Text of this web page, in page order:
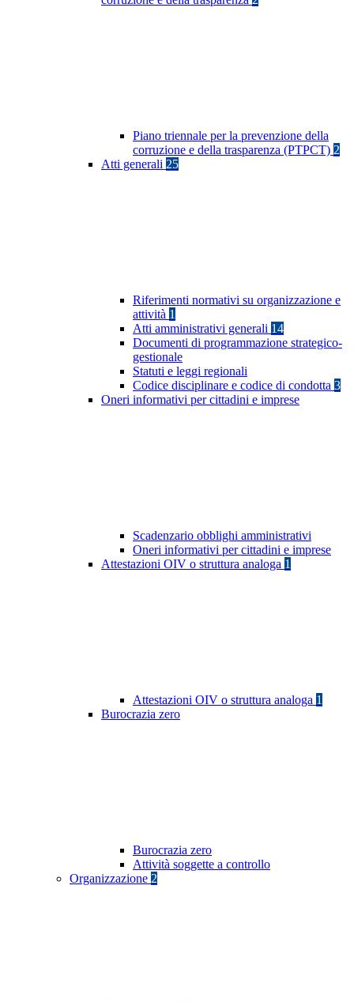
Piano triennale per la prevenzione della
corruzione e della trasparenza (PTPCT) 2
Atti generali 25
Riferimenti normativi su organizzazione e
attività 1
Atti amministrativi generali 14
Documenti di programmazione strategico-
gestionale
Statuti e leggi regionali
Codice disciplinare e codice di condotta 3
Oneri informativi per cittadini e imprese
Scadenzario obblighi amministrativi
Oneri informativi per cittadini e imprese
Attestazioni OIV o struttura analoga 1
Attestazioni OIV o struttura analoga 1
Burocrazia zero
Burocrazia zero
Attività soggette a controllo
Organizzazione 2